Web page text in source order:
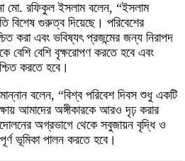
মো. রফিকুল ইসলাম বলেন, “ইসলাম
বিশেষ গুরুত্ব দিয়েছে। পরিবেশের
করা এবং ভবিষ্যৎ প্রজন্মের জন্য নিরাপদ
বেশি বেশি বৃক্ষরোপণ করতে হবে এবং
করতে হবে।
বলেন, “বিশ্ব পরিবেশ দিবস শুধু একটি
আমাদের অঙ্গীকারকে আরও দৃঢ় করার
অগ্রভাগে থেকে সবুজায়ন বৃদ্ধি ও
ভূমিকা পালন করতে হবে।